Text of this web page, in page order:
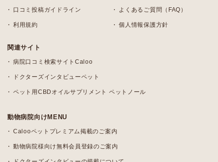
口コミ投稿ガイドライン よくあるご質問（FAQ）
利用規約 個人情報保護方針
関連サイト
病院口コミ検索サイトCaloo
ドクターズインタビューペット
ペット用CBDオイルサプリメント ペットノール
動物病院向けMENU
Calooペットプレミアム掲載のご案内
動物病院様向け無料会員登録のご案内